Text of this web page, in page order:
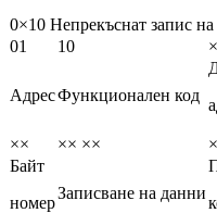
0×10 Непрекъснат запис
01
10
АдресФункционален код
×× ×× ××
Байт
номер
Записване на данни